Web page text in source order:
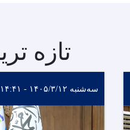
تازه
سه‌شنبه ۱۴۰۵/۳/۱۲ - ۱۴:۴۱